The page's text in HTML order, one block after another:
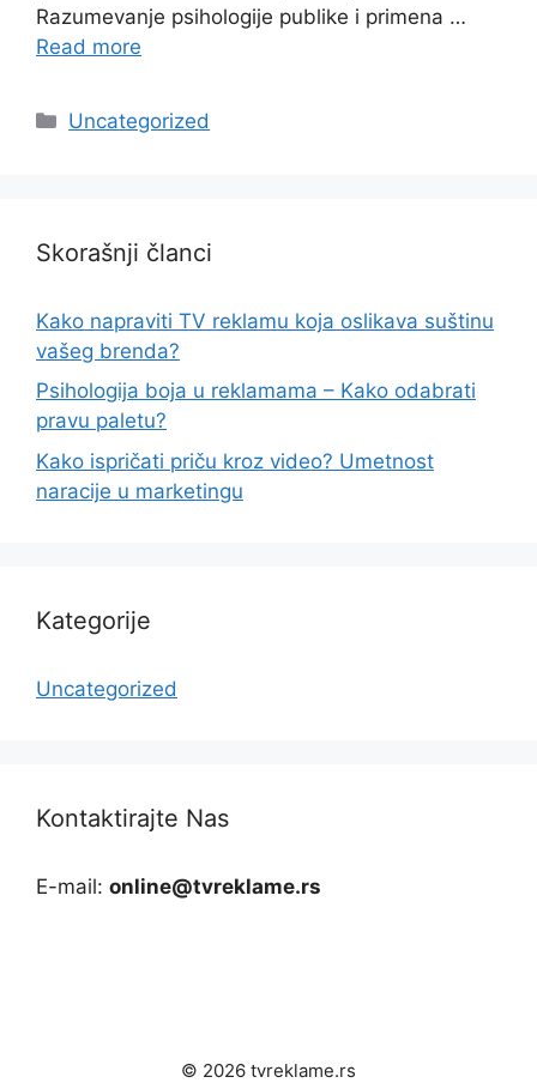
Razumevanje psihologije publike i primena …
Read more
Categories
Uncategorized
Skorašnji članci
Kako napraviti TV reklamu koja oslikava suštinu
vašeg brenda?
Psihologija boja u reklamama – Kako odabrati
pravu paletu?
Kako ispričati priču kroz video? Umetnost
naracije u marketingu
Kategorije
Uncategorized
Kontaktirajte Nas
E-mail: online@tvreklame.rs
© 2026 tvreklame.rs